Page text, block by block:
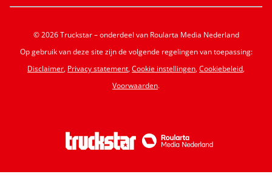
© 2026 Truckstar – onderdeel van Roularta Media Nederland
Op gebruik van deze site zijn de volgende regelingen van toepassing:
Disclaimer, Privacy statement,Cookie instellingen,Cookiebeleid,
Voorwaarden.